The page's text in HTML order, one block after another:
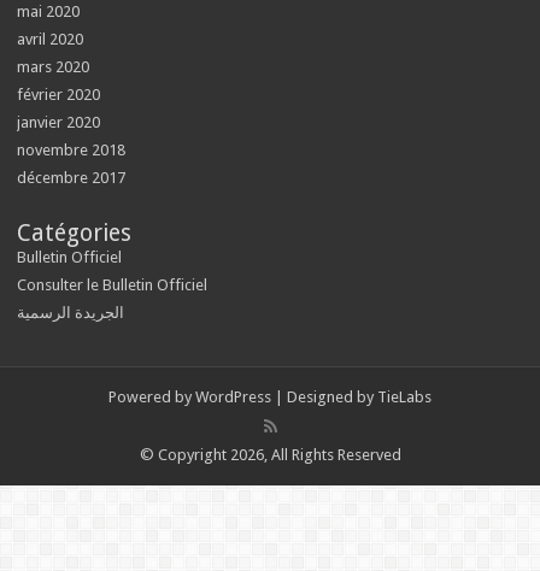
mai 2020
avril 2020
mars 2020
février 2020
janvier 2020
novembre 2018
décembre 2017
Catégories
Bulletin Officiel
Consulter le Bulletin Officiel
الجريدة الرسمية
Powered by WordPress | Designed by TieLabs
© Copyright 2026, All Rights Reserved